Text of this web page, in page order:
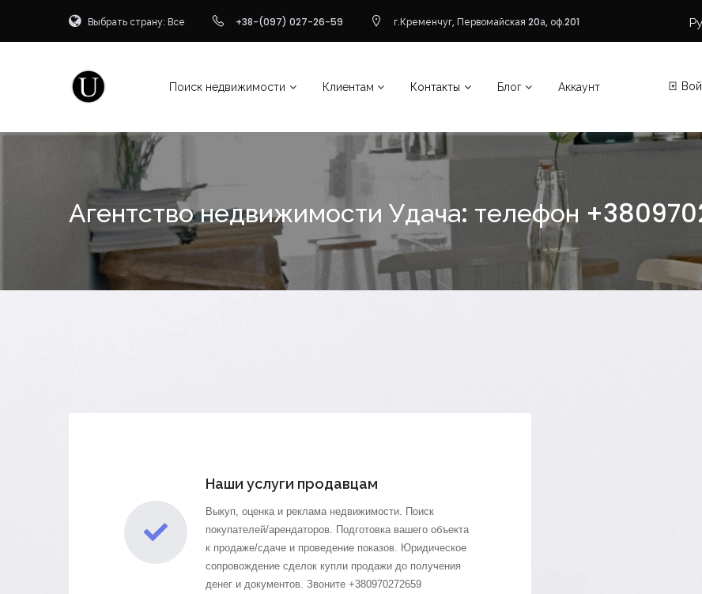
Выбрать страну: Все +38-(097) 027-26-59 г.Кременчуг, Первомайская 20а, оф.201
Поиск недвижимости Клиентам Контакты Блог Аккаунт
Агентство недвижимости Удача: телефон
Наши услуги продавцам
Выкуп, оценка и реклама недвижимости. Поиск
покупателей/арендаторов. Подготовка вашего объекта
к продаже/сдаче и проведение показов. Юридическое
сопровождение сделок купли продажи до получения
денег и документов. Звоните +380970272659